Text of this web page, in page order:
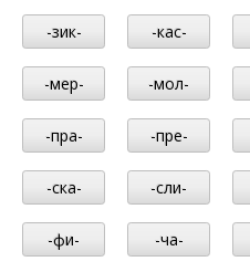
-зик- -кас-
-мер- -мол-
-пра- -пре-
-ска- -сли-
-фи- -ча-